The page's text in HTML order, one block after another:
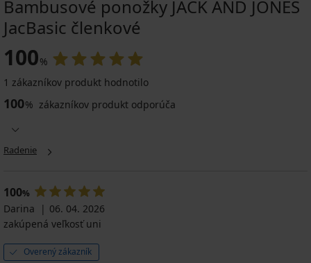
2+1 ZADARMO
-25 % ALL25
Športové
ponožky
členkové
6,99
2+1
ZADARMO
5,24
kód
ALL25
2+1 ZADARMO
-25 % ALL25
3PACK
ponožky
členkové
10,99
€
akcia
2+1
ZADARMO
2+1 ZADARMO
-25 % ALL25
2PACK
Kompresné
členkové
akcia
ZADARMO
14,24
€
kód
Bambusové ponožky JACK AND JONES
JacBasic členkové
100%
1 zákazníkov produkt hodnotilo
100% zákazníkov produkt odporúča
Radenie
100%
Darina
06. 04. 2026
zakúpená veľkosť uni
Overený zákazník